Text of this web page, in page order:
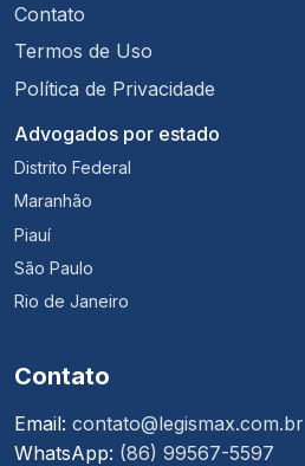
Contato
Termos de Uso
Política de Privacidade
Advogados por estado
Distrito Federal
Maranhão
Piauí
São Paulo
Rio de Janeiro
Contato
Email: contato@legismax.com.br
WhatsApp: (86) 99567-5597